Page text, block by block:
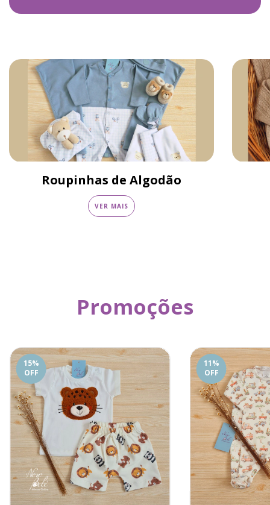
Roupinhas de Algodão
VER MAIS
Promoções
15%
OFF
11%
OFF